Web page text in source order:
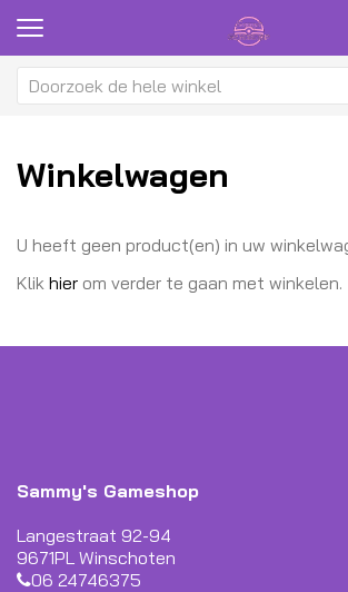
Winkelwagen
U heeft geen product(en) in uw
Klik hier om verder te gaan met winkelen.
Sammy's Gameshop
Langestraat 92-94
9671PL Winschoten
06 24746375